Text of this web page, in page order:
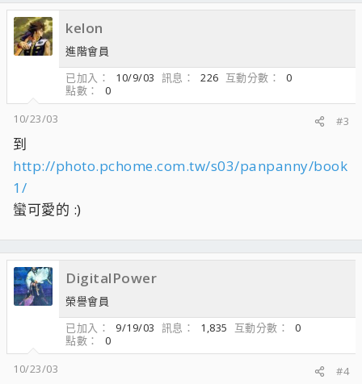
kelon
進階會員
已加入
10/9/03 訊息 226 互動分數
0
點數
0
10/23/03
#3
到
http://photo.pchome.com.tw/s03/panpanny/book
1/
蠻可愛的 :)
DigitalPower
榮譽會員
已加入
9/19/03 訊息 1,835 互動分數
0
點數
0
10/23/03
#4